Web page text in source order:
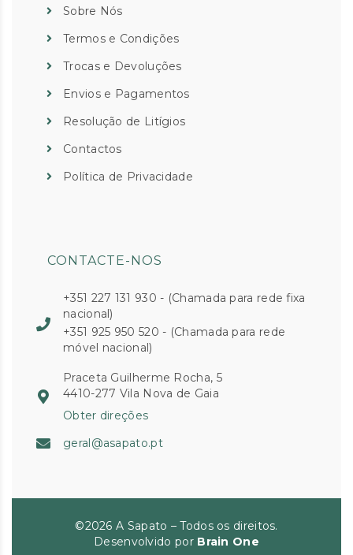
Sobre Nós
Termos e Condições
Trocas e Devoluções
Envios e Pagamentos
Resolução de Litígios
Contactos
Política de Privacidade
CONTACTE-NOS
+351 227 131 930 - (Chamada para rede fixa
nacional)
+351 925 950 520 - (Chamada para rede
móvel nacional)
Praceta Guilherme Rocha, 5
4410-277 Vila Nova de Gaia
Obter direções
geral@asapato.pt
©2026 A Sapato – Todos os direitos.
Desenvolvido por Brain One